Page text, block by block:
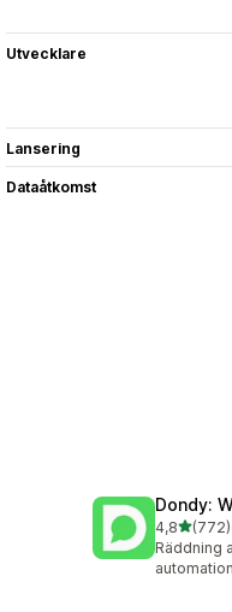
Utvecklare
Lansering
Dataåtkomst
Dondy:
4,8av 5(772)
772
Räddning